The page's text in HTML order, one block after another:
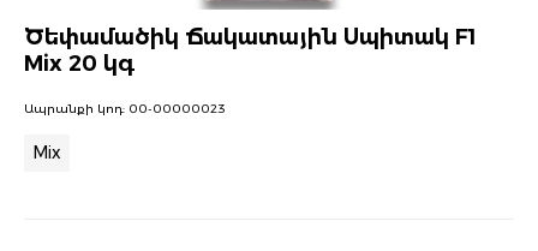
Ծեփամածիկ Ճակատային Սպիտակ F1
Mix 20 կգ
Ապրանքի կոդ: 00-00000023
Mix